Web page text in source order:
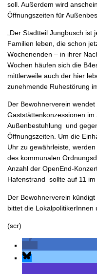
soll. Außerdem wird
Öffnungszeiten für
„Der Stadtteil Jungbusch ist
Familien leben, die schon
Wochenenden – in ihrer
Wochen häufen sich die
mittlerweile auch der hier
zunehmende Ruhestörung
Der Bewohnerverein
Gaststättenkonzessionen
Außenbestuhlung und
Öffnungszeiten. Um die
Uhr zu gewährleiste,
des kommunalen
Anzahl der OpenEnd-
Hafenstrand sollte auf 11
Der Bewohnerverein
bittet die LokalpolitikerInnen
(scr)